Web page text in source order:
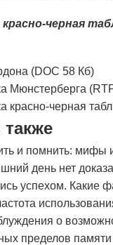
черная
(DOC 58 Кб)
Мюнстерберга
красно-черная
также
и помнить: мифы
день нет
успехом. Какие
о
пределов